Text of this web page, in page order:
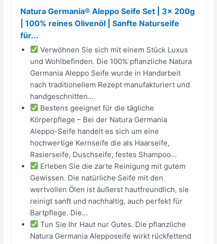
Natura Germania® Aleppo Seife Set | 3x 200g
| 100% reines Olivenöl | Sanfte Naturseife
für...
Verwöhnen Sie sich mit einem Stück Luxus
und Wohlbefinden. Die 100% pflanzliche Natura
Germania Aleppo Seife wurde in Handarbeit
nach traditionellem Rezept manufakturiert und
handgeschnitten...
Bestens geeignet für die tägliche
Körperpflege – Bei der Natura Germania
Aleppo-Seife handelt es sich um eine
hochwertige Kernseife die als Haarseife,
Rasierseife, Duschseife, festes Shampoo...
Erleben Sie die zarte Reinigung mit gutem
Gewissen. Die natürliche Seife mit den
wertvollen Ölen ist äußerst hautfreundlich, sie
reinigt sanft und nachhaltig, auch perfekt für
Bartpflege. Die...
Tun Sie Ihr Haut nur Gutes. Die pflanzliche
Natura Germania Alepposeife wirkt rückfettend